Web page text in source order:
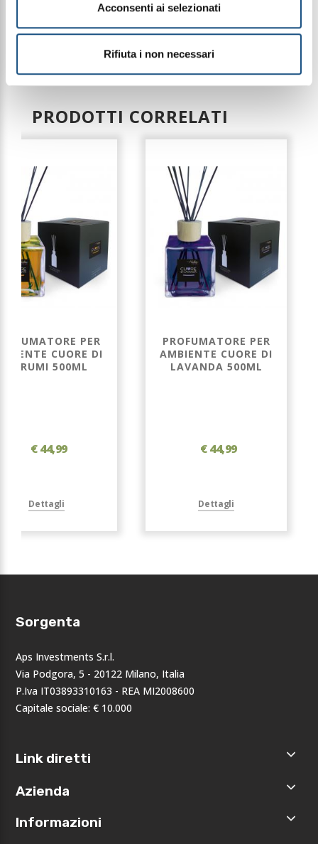
Acconsenti ai selezionati
Rifiuta i non necessari
indicative e possono variare a seconda della
disponibilità del packaging
PRODOTTI CORRELATI
PER
CUORE DI
AGRUMI 500ML
€ 44,99
Dettagli
PROFUMATORE PER
AMBIENTE CUORE DI
LAVANDA 500ML
€ 44,99
Dettagli
Sorgenta
Aps Investments S.r.l.
Via Podgora, 5 - 20122 Milano, Italia
P.Iva IT03893310163 - REA MI2008600
Capitale sociale: € 10.000
Link diretti
Home
Accedi
Registrati
Azienda
Chi siamo
Informazioni